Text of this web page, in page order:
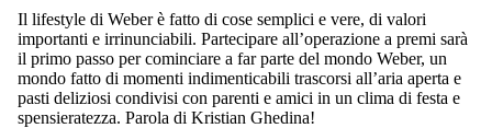
Il lifestyle di Weber è fatto di cose semplici e vere, di valori
importanti e irrinunciabili. Partecipare all’operazione a premi sarà
il primo passo per cominciare a far parte del mondo Weber, un
mondo fatto di momenti indimenticabili trascorsi all’aria aperta e
pasti deliziosi condivisi con parenti e amici in un clima di festa e
spensieratezza. Parola di Kristian Ghedina!